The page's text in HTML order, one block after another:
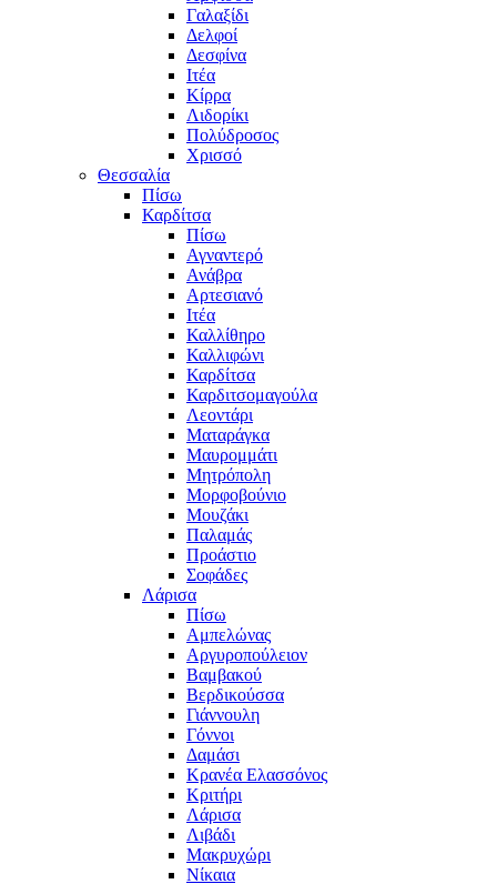
Γαλαξίδι
Δελφοί
Δεσφίνα
Ιτέα
Κίρρα
Λιδορίκι
Πολύδροσος
Χρισσό
Θεσσαλία
Πίσω
Καρδίτσα
Πίσω
Αγναντερό
Ανάβρα
Αρτεσιανό
Ιτέα
Καλλίθηρο
Καλλιφώνι
Καρδίτσα
Καρδιτσομαγούλα
Λεοντάρι
Ματαράγκα
Μαυρομμάτι
Μητρόπολη
Μορφοβούνιο
Μουζάκι
Παλαμάς
Προάστιο
Σοφάδες
Λάρισα
Πίσω
Αμπελώνας
Αργυροπούλειον
Βαμβακού
Βερδικούσσα
Γιάννουλη
Γόννοι
Δαμάσι
Κρανέα Ελασσόνος
Κριτήρι
Λάρισα
Λιβάδι
Μακρυχώρι
Νίκαια